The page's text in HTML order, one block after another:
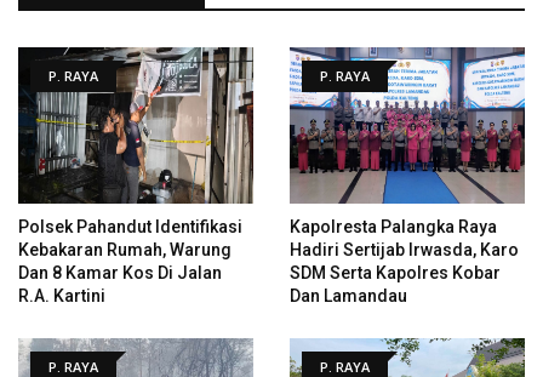
P. RAYA
Polsek Pahandut Identifikasi
Kebakaran Rumah, Warung
Dan 8 Kamar Kos Di Jalan
R.A. Kartini
P. RAYA
Kapolresta Palangka Raya
Hadiri Sertijab Irwasda, Karo
SDM Serta Kapolres Kobar
Dan Lamandau
P. RAYA P. RAYA